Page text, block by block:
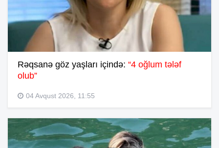
Rəqsanə göz yaşları içində: “4 oğlum tələf
olub”
04 Avqust 2026, 11:55